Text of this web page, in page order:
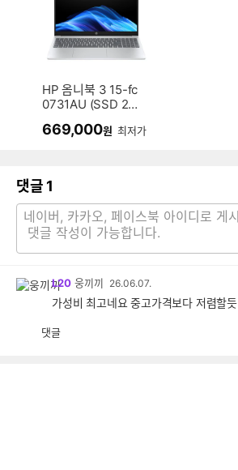
HP 옴니북 3 15-fc
0731AU (SSD 256
669,000원 최저가
댓글 1
L20 웅끼끼 26.06.07.
가성비 최고네요 중고가격보다 저렴할듯
댓글